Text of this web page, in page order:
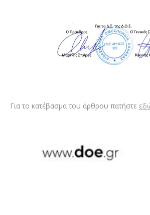
Για το κατέβασμα του άρθρου πατήστε